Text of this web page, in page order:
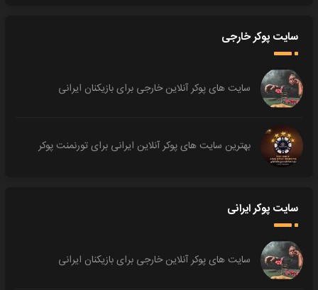
سایت پوکر خارجی
سایت های پوکر آنلاین خارجی برای بازیکنان ایرانی
بهترین سایت های پوکر آنلاین ایرانی برای تورنمنت پوکر
سایت پوکر ایرانی
سایت های پوکر آنلاین خارجی برای بازیکنان ایرانی